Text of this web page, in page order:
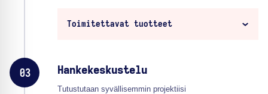
Toimitettavat tuotteet
03 Hankekeskustelu
Tutustutaan syvällisemmin projektiisi